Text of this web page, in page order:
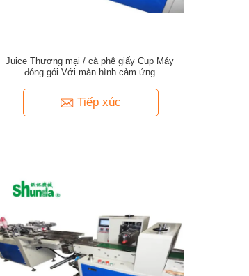
Juice Thương mại / cà phê giấy Cup Máy
đóng gói Với màn hình cảm ứng
Tiếp xúc